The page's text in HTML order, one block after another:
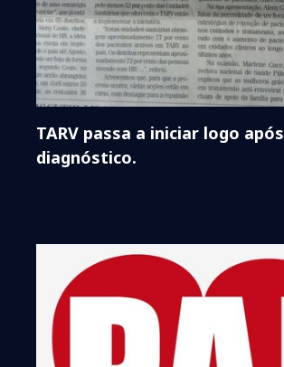
TARV passa a iniciar logo após
diagnóstico.